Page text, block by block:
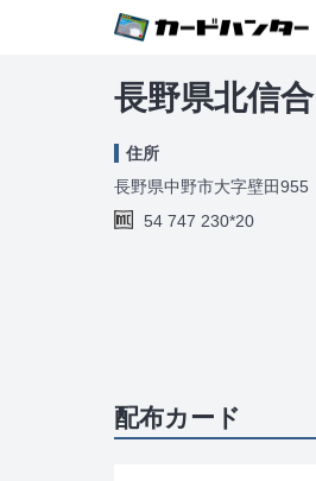
長野県北信
住所
長野県中野市大字壁田955
54 747 230*20
配布カード